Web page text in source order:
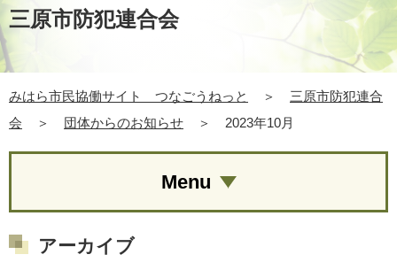
三原市防犯連合会
みはら市民協働サイト つなごうねっと ＞
三原市防犯連合
会
＞ 団体からのお知らせ ＞ 2023年10月
Menu
アーカイブ